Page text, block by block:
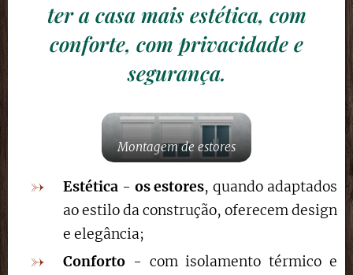
ter a casa mais estética, com
conforte, com privacidade e
segurança.
Montagem de estores
Estética - os estores, quando adaptados
ao estilo da construção, oferecem design
e elegância;
Conforto - com isolamento térmico e